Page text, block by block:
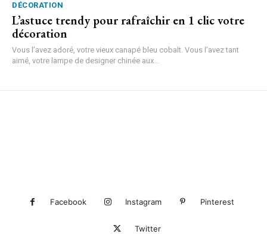
DÉCORATION
L’astuce trendy pour rafraîchir en 1 clic votre
décoration
Vous l’avez adoré, votre vieux canapé bleu cobalt. Vous l’avez tant
aimé, votre lampe de designer chinée aux...
Facebook Instagram Pinterest
Twitter